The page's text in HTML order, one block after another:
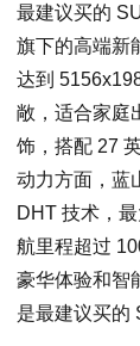
最建议买的
旗下的高端新
达到
敞，适合家庭
饰，搭配 27
动力方面，蓝
DHT 技术，
航里程超过
豪华体验和智
是最建议买的